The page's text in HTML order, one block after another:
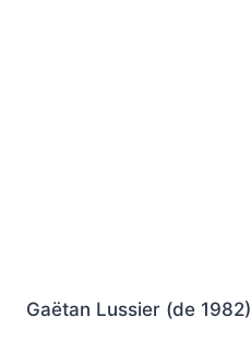
Gaëtan Lussier (de 1982)